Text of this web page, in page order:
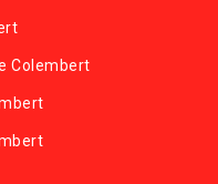
Colembert